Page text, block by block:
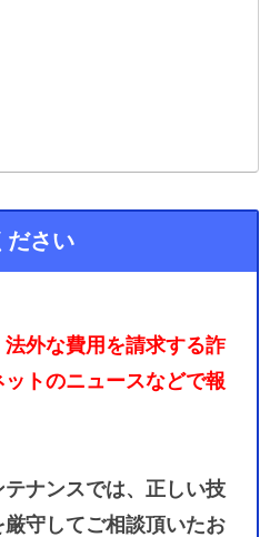
ださい
外な費用を請求する詐
トのニュースなどで報
ナンスでは、正しい技
守してご相談頂いたお